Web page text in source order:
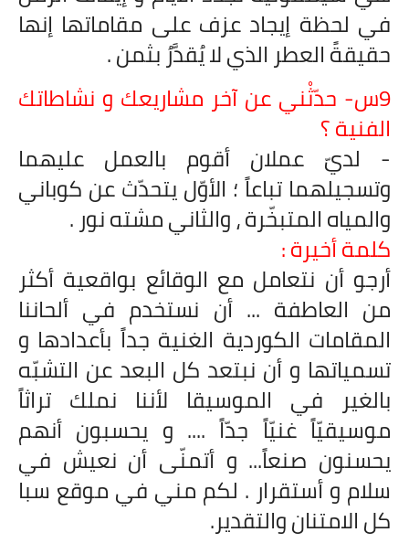
في لحظة إيجاد عزف على مقاماتها إنها
حقيقةً العطر الذي لا يُقدَّرُ بثمن .
9س- حدّثْني عن آخر مشاريعك و نشاطاتك
الفنية ؟
- لديّ عملان أقوم بالعمل عليهما
وتسجيلهما تباعاً ؛ الأوّل يتحدّث عن كوباني
والمياه المتبخّرة ، والثاني مشته نور .
كلمة أخيرة :
أرجو أن نتعامل مع الوقائع بواقعية أكثر
من العاطفة ... أن نستخدم في ألحاننا
المقامات الكوردية الغنية جداً بأعدادها و
تسمياتها و أن نبتعد كل البعد عن التشبّه
بالغير في الموسيقا لأننا نملك تراثاً
موسيقيّاً غنيّاً جدّاً .... و يحسبون أنهم
يحسنون صنعاً... و أتمنّى أن نعيش في
سلام و أستقرار . لكم مني في موقع سبا
كل الامتنان والتقدير.